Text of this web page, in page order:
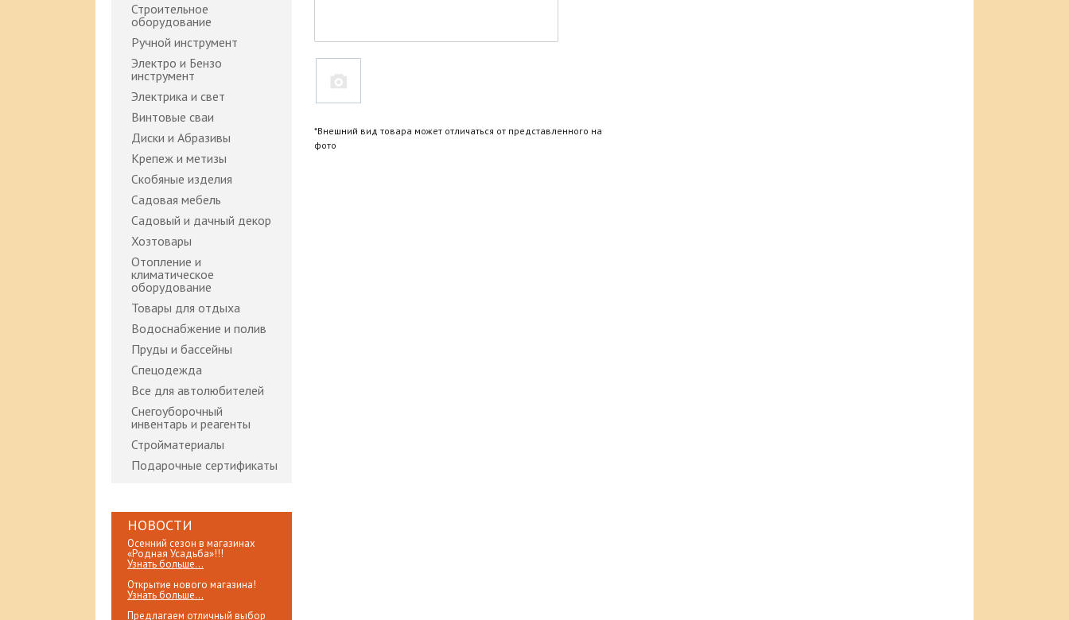
Строительное
оборудование
Ручной инструмент
Электро и Бензо
инструмент
Электрика и свет
Винтовые сваи
Диски и Абразивы
Крепеж и метизы
Скобяные изделия
Садовая мебель
Садовый и дачный декор
Хозтовары
Отопление и
климатическое
оборудование
Товары для отдыха
Водоснабжение и полив
Пруды и бассейны
Спецодежда
Все для автолюбителей
Снегоуборочный
инвентарь и реагенты
Стройматериалы
Подарочные сертификаты
НОВОСТИ
Осенний сезон в магазинах
«Родная Усадьба»!!!
Узнать больше...
Открытие нового магазина!
Узнать больше...
Предлагаем отличный выбор
*Внешний вид товара может отличаться от представленного на
фото